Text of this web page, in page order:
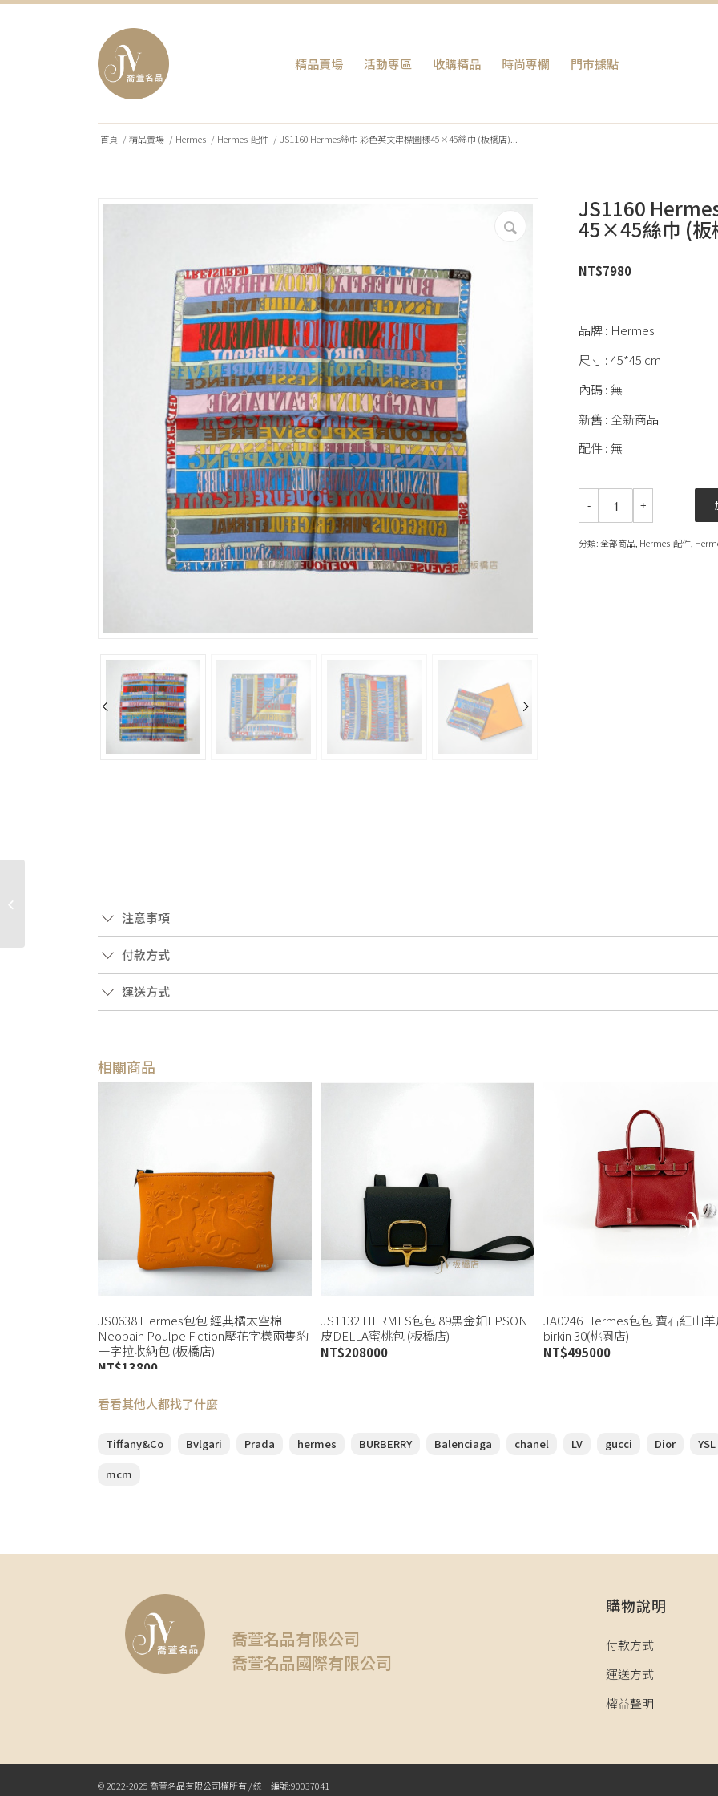
精品賣場 活動專區 收購精品 時尚專欄 門巿據點
首頁 / 精品賣場 / Hermes / Hermes-配件 / JS1160 Hermes絲巾 彩色英文串標圖樣45×45絲巾 (板橋店)...
JS1160
45×45絲巾 (板
NT$7980
品牌 : Hermes
尺寸 : 45*45 cm
內碼 : 無
新舊 : 全新商品
配件 : 無
分類:全部商品 Hermes-配件
注意事項
付款方式
運送方式
相關商品
JS0638 Hermes包包 經典橘太空棉
Neobain Poulpe Fiction壓花字樣兩隻豹
一字拉收納包 (板橋店)
NT$13800
JS1132 HERMES包包 89黑金釦EPSON
皮DELLA蜜桃包 (板橋店)
NT$208000
JA0246 Hermes包包 寶石紅山
birkin 30(桃園店)
NT$495000
看看其他人都找了什麼
Tiffany&Co Bvlgari Prada hermes BURBERRY Balenciaga chanel LV gucci Dior YSL
mcm
喬萱名品有限公司
喬萱名品國際有限公司
購物說明
付款方式
運送方式
權益聲明
© 2022-2025 喬萱名品有限公司權所有 / 統一編號:90037041
Travers Champs紅粉紫
拼色叢林迷宮90方巾